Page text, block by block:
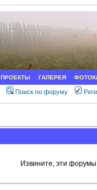
ПРОЕКТЫ ГАЛЕРЕЯ
Поиск по форуму
Извините, эти